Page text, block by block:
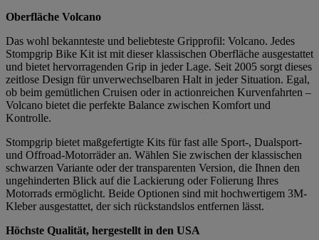
Oberfläche Volcano
Das wohl bekannteste und beliebteste Gripprofil: Volcano. Jedes
Stompgrip Bike Kit ist mit dieser klassischen Oberfläche ausgestattet
und bietet hervorragenden Grip in jeder Lage. Seit 2005 sorgt dieses
zeitlose Design für unverwechselbaren Halt in jeder Situation. Egal,
ob beim gemütlichen Cruisen oder in actionreichen Kurvenfahrten –
Volcano bietet die perfekte Balance zwischen Komfort und
Kontrolle.
Stompgrip bietet maßgefertigte Kits für fast alle Sport-, Dualsport-
und Offroad-Motorräder an. Wählen Sie zwischen der klassischen
schwarzen Variante oder der transparenten Version, die Ihnen den
ungehinderten Blick auf die Lackierung oder Folierung Ihres
Motorrads ermöglicht. Beide Optionen sind mit hochwertigem 3M-
Kleber ausgestattet, der sich rückstandslos entfernen lässt.
Höchste Qualität, hergestellt in den USA